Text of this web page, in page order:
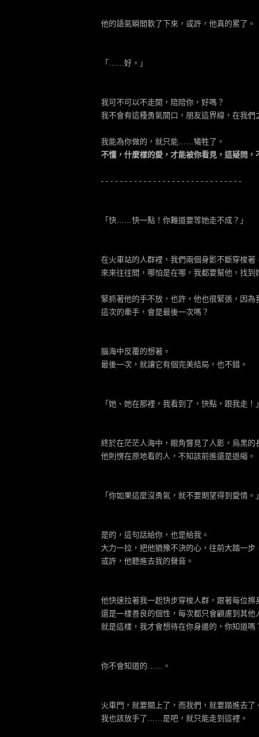
他的語氣瞬間軟了下來，或許，他真的累了。
「……好。」
我可不可以不走開，陪陪你，好嗎？
我不會有這種勇氣開口，朋友這界線，在我
我能為你做的，就只能……犧牲了。
不懂，什麼樣的愛，才能被你看見，這疑問，
- - - - - - - - - - - - - - - - - - - - - - - - - - - - - -
「快……快一點！你難道要等她走不成？」
在火車站的人群裡，我們兩個身影不斷穿梭著
來來往往間，哪怕是在哪，我都要幫他，找到
緊抓著他的手不放，也許，他也很緊張，因為
這次的牽手，會是最後一次嗎？
腦海中反覆的想著。
最後一次，就讓它有個完美結局，也不錯。
「她、她在那裡，我看到了，快點，跟我走！」
終於在茫茫人海中，眼角瞥見了人影，烏黑的
他則愣在原地看的人，不知該前進還是退縮。
「你如果這麼沒勇氣，就不要期望得到愛情。」
是的，這句話給你，也是給我。
大力一拉，把他猶豫不決的心，往前大踏一步
或許，他聽進去我的聲音。
他快速拉著我一起快步穿梭人群，跟著每位擦
還是一樣善良的個性，每次都只會顧慮到其
就是這樣，我才會想待在你身邊的，你知道嗎
你不會知道的……。
火車門，就要關上了，而我們，就要踏進去了
我也該放手了……是吧，就只能走到這裡。